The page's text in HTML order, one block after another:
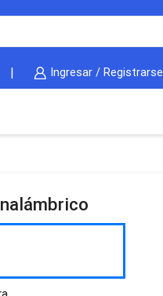
Ingresar / Registrarse